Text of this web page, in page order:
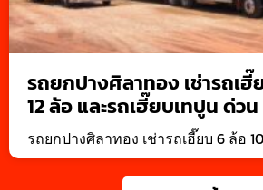
รถยกปางศิลาทอง เช่ารถเฮี๊
12 ล้อ และรถเฮี๊ยบเทปูน ด่ว
รถยกปางศิลาทอง เช่ารถเฮี๊ยบ 6 ล้อ